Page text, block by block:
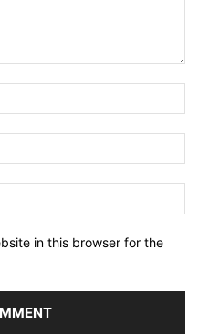
in this browser for the